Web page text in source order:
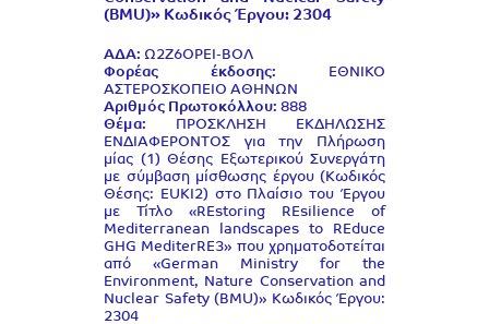
(BMU)» Κωδικός Έργου: 2304
ΑΔΑ: Ω2Ζ6ΟΡΕΙ-ΒΟΛ
Φορέας έκδοσης: ΕΘΝΙΚΟ
ΑΣΤΕΡΟΣΚΟΠΕΙΟ ΑΘΗΝΩΝ
Αριθμός Πρωτοκόλλου: 888
Θέμα: ΠΡΟΣΚΛΗΣΗ ΕΚΔΗΛΩΣΗΣ
ΕΝΔΙΑΦΕΡΟΝΤΟΣ για την Πλήρωση
μίας (1) Θέσης Εξωτερικού Συνεργάτη
με σύμβαση μίσθωσης έργου (Κωδικός
Θέσης: EUKI2) στο Πλαίσιο του Έργου
με Τίτλο «REstoring REsilience of
Mediterranean landscapes to REduce
GHG MediterRE3» που χρηματοδοτείται
από «German Ministry for the
Environment, Nature Conservation and
Nuclear Safety (BMU)» Κωδικός Έργου:
2304